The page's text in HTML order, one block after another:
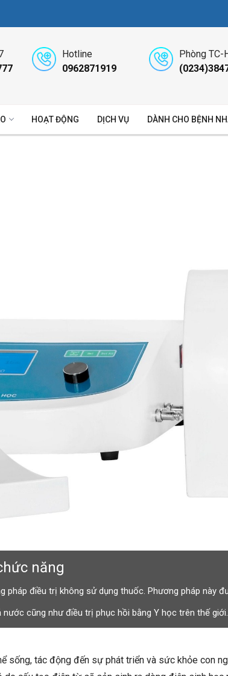
Hotline
0962871919
Phòng TC-
HOẠT ĐỘNG DỊCH VỤ DÀNH CHO BỆNH
năng
điều trị không sử dụng thuốc. Phương pháp này
cũng như điều trị phục hồi bằng Y học trên thế giới.
sống, tác động đến sự phát triển và sức khỏe con